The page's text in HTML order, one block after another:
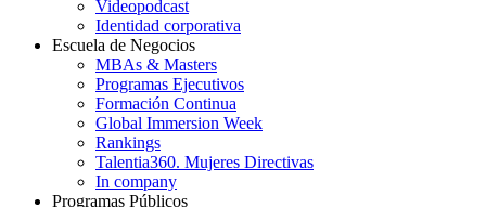
Videopodcast
Identidad corporativa
Escuela de Negocios
MBAs & Masters
Programas Ejecutivos
Formación Continua
Global Immersion Week
Rankings
Talentia360. Mujeres Directivas
In company
Programas Públicos